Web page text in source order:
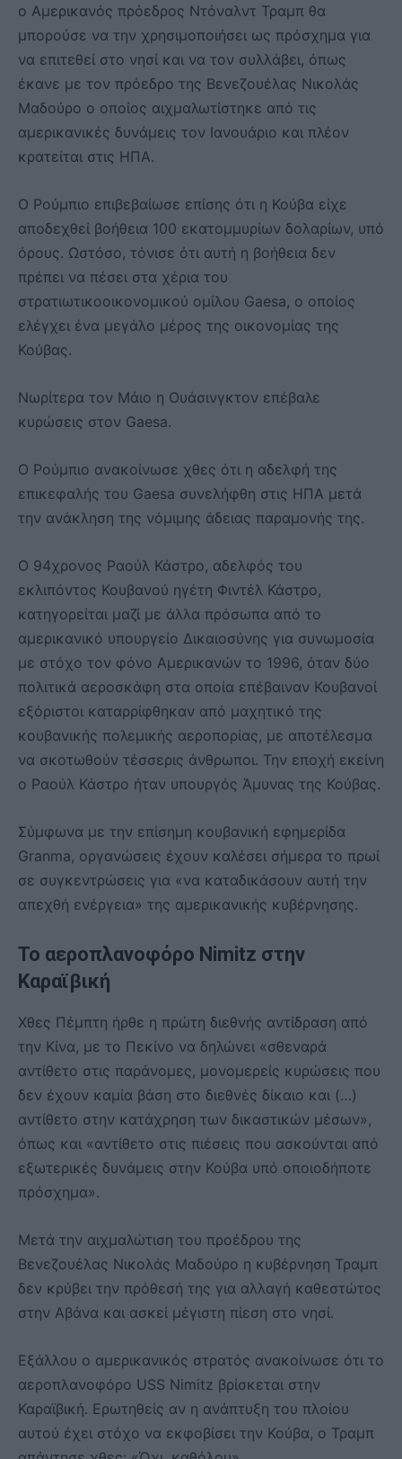
ο Αμερικανός πρόεδρος Ντόναλντ Τραμπ θα
μπορούσε να την χρησιμοποιήσει ως πρόσχημα για
να επιτεθεί στο νησί και να τον συλλάβει, όπως
έκανε με τον πρόεδρο της Βενεζουέλας Νικολάς
Μαδούρο ο οποίος αιχμαλωτίστηκε από τις
αμερικανικές δυνάμεις τον Ιανουάριο και πλέον
κρατείται στις ΗΠΑ.
Ο Ρούμπιο επιβεβαίωσε επίσης ότι η Κούβα είχε
αποδεχθεί βοήθεια 100 εκατομμυρίων δολαρίων, υπό
όρους. Ωστόσο, τόνισε ότι αυτή η βοήθεια δεν
πρέπει να πέσει στα χέρια του
στρατιωτικοοικονομικού ομίλου Gaesa, ο οποίος
ελέγχει ένα μεγάλο μέρος της οικονομίας της
Κούβας.
Νωρίτερα τον Μάιο η Ουάσινγκτον επέβαλε
κυρώσεις στον Gaesa.
Ο Ρούμπιο ανακοίνωσε χθες ότι η αδελφή της
επικεφαλής του Gaesa συνελήφθη στις ΗΠΑ μετά
την ανάκληση της νόμιμης άδειας παραμονής της.
Ο 94χρονος Ραούλ Κάστρο, αδελφός του
εκλιπόντος Κουβανού ηγέτη Φιντέλ Κάστρο,
κατηγορείται μαζί με άλλα πρόσωπα από το
αμερικανικό υπουργείο Δικαιοσύνης για συνωμοσία
με στόχο τον φόνο Αμερικανών το 1996, όταν δύο
πολιτικά αεροσκάφη στα οποία επέβαιναν Κουβανοί
εξόριστοι καταρρίφθηκαν από μαχητικό της
κουβανικής πολεμικής αεροπορίας, με αποτέλεσμα
να σκοτωθούν τέσσερις άνθρωποι. Την εποχή εκείνη
ο Ραούλ Κάστρο ήταν υπουργός Άμυνας της Κούβας.
Σύμφωνα με την επίσημη κουβανική εφημερίδα
Granma, οργανώσεις έχουν καλέσει σήμερα το πρωί
σε συγκεντρώσεις για «να καταδικάσουν αυτή την
απεχθή ενέργεια» της αμερικανικής κυβέρνησης.
Το αεροπλανοφόρο Nimitz στην
Καραϊβική
Χθες Πέμπτη ήρθε η πρώτη διεθνής αντίδραση από
την Κίνα, με το Πεκίνο να δηλώνει «σθεναρά
αντίθετο στις παράνομες, μονομερείς κυρώσεις που
δεν έχουν καμία βάση στο διεθνές δίκαιο και (…)
αντίθετο στην κατάχρηση των δικαστικών μέσων»,
όπως και «αντίθετο στις πιέσεις που ασκούνται από
εξωτερικές δυνάμεις στην Κούβα υπό οποιοδήποτε
πρόσχημα».
Μετά την αιχμαλώτιση του προέδρου της
Βενεζουέλας Νικολάς Μαδούρο η κυβέρνηση Τραμπ
δεν κρύβει την πρόθεσή της για αλλαγή καθεστώτος
στην Αβάνα και ασκεί μέγιστη πίεση στο νησί.
Εξάλλου ο αμερικανικός στρατός ανακοίνωσε ότι το
αεροπλανοφόρο USS Nimitz βρίσκεται στην
Καραϊβική. Ερωτηθείς αν η ανάπτυξη του πλοίου
αυτού έχει στόχο να εκφοβίσει την Κούβα, ο Τραμπ